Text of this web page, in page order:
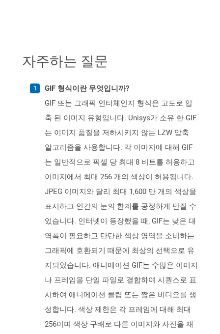
자주하는 질문
GIF 형식이란 무엇입니까?
GIF 또는 그래픽 인터체인지 형식은 고도로 압
축 된 이미지 유형입니다. Unisys가 소유 한 GIF
는 이미지 품질을 저하시키지 않는 LZW 압축
알고리즘을 사용합니다. 각 이미지에 대해 GIF
는 일반적으로 픽셀 당 최대 8 비트를 허용하고
이미지에서 최대 256 개의 색상이 허용됩니다.
JPEG 이미지와 달리 최대 1,600 만 개의 색상을
표시하고 인간의 눈의 한계를 공정하게 만질 수
있습니다. 인터넷이 등장했을 때, GIF는 낮은 대
역폭이 필요하고 단단한 색상 영역을 소비하는
그래픽에 호환되기 때문에 최상의 선택으로 유
지되었습니다. 애니메이션 GIF는 수많은 이미지
나 프레임을 단일 파일로 결합하여 시퀀스로 표
시하여 애니메이션 클립 또는 짧은 비디오를 생
성합니다. 색상 제한은 각 프레임에 대해 최대
256이며 색상 구배로 다른 이미지와 사진을 재